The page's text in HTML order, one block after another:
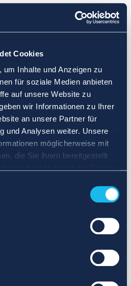
Cookies
Inhalte und Anzeigen zu
für soziale Medien anbieten
auf unsere Website zu
wir Informationen zu Ihrer
an unsere Partner für
und Analysen weiter. Unsere
möglicherweise mit
die Sie ihnen bereitgestellt